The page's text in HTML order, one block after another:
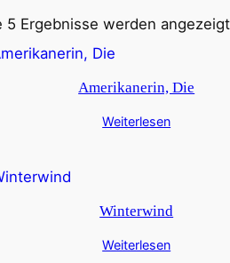
5 Ergebnisse werden angezeigt
Amerikanerin, Die
Weiterlesen
Winterwind
Weiterlesen